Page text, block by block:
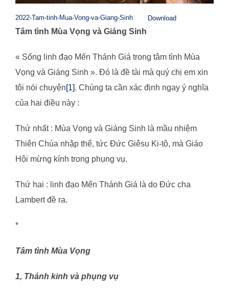
2022-Tam-tinh-Mua-Vong-va-Giang-Sinh Download
Tâm tình Mùa Vọng và Giáng Sinh
« Sống linh đạo Mến Thánh Giá trong tâm tình Mùa
Vọng và Giáng Sinh ». Đó là đề tài mà quý chị em xin
tôi nói chuyện[1]. Chúng ta cần xác định ngay ý nghĩa
của hai điều này :
Thứ nhất : Mùa Vọng và Giáng Sinh là mầu nhiệm
Thiên Chúa nhập thể, tức Đức Giêsu Ki-tô, mà Giáo
Hội mừng kính trong phụng vụ.
Thứ hai : linh đạo Mến Thánh Giá là do Đức cha
Lambert đề ra.
*
Tâm tình Mùa Vọng
1, Thánh kinh và phụng vụ